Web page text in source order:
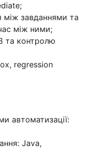
між завданнями та
між ними;
та контролю
regression
автоматизації:
Java,